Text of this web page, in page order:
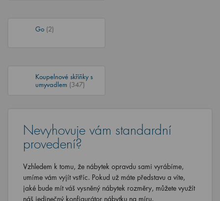
Go (2)
Koupelnové skříňky s
umyvadlem (347)
Nevyhovuje vám standardní
provedení?
Vzhledem k tomu, že nábytek opravdu sami vyrábíme,
umíme vám vyjít vstříc. Pokud už máte představu a víte,
jaké bude mít váš vysněný nábytek rozměry, můžete využít
náš jedinečný konfigurátor nábytku na míru.